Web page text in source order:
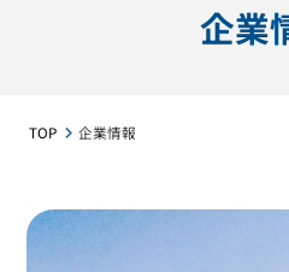
企業
TOP 企業情報